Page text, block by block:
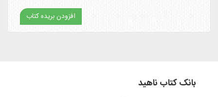
افزودن بریده کتاب
بانک کتاب ناهید